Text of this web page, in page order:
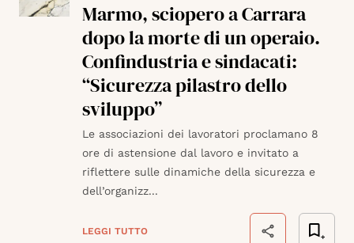
Marmo, sciopero a Carrara
dopo la morte di un operaio.
Confindustria e sindacati:
“Sicurezza pilastro dello
sviluppo”
Le associazioni dei lavoratori proclamano 8
ore di astensione dal lavoro e invitato a
riflettere sulle dinamiche della sicurezza e
dell’organizz...
LEGGI TUTTO